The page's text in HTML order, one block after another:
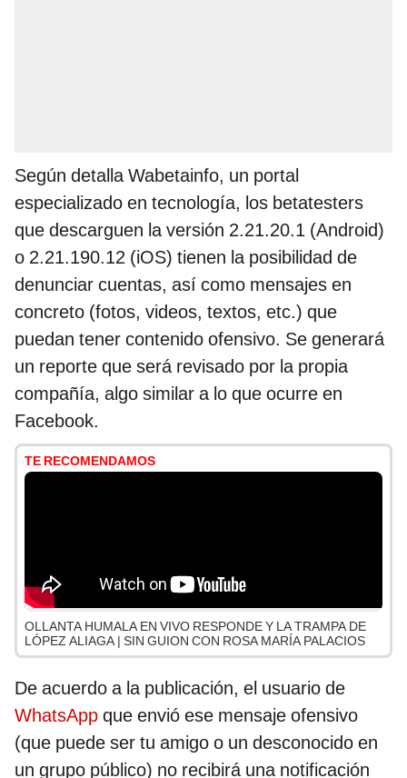
Según detalla Wabetainfo, un portal
especializado en tecnología, los betatesters
que descarguen la versión 2.21.20.1 (Android)
o 2.21.190.12 (iOS) tienen la posibilidad de
denunciar cuentas, así como mensajes en
concreto (fotos, videos, textos, etc.) que
puedan tener contenido ofensivo. Se generará
un reporte que será revisado por la propia
compañía, algo similar a lo que ocurre en
Facebook.
TE RECOMENDAMOS
OLLANTA HUMALA EN VIVO RESPONDE Y LA TRAMPA DE
LÓPEZ ALIAGA | SIN GUION CON ROSA MARÍA PALACIOS
De acuerdo a la publicación, el usuario de
WhatsApp que envió ese mensaje ofensivo
(que puede ser tu amigo o un desconocido en
un grupo público) no recibirá una notificación